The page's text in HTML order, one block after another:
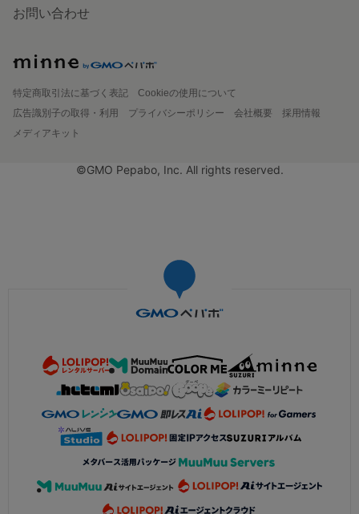
お問い合わせ
特定商取引法に基づく表記
Cookieの使用について
広告識別子の取得・利用
プライバシーポリシー 会社概要
採用情報
メディアキット
©GMO Pepabo, Inc. All rights reserved.